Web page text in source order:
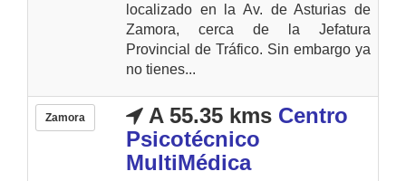
localizado en la Av. de Asturias de
Zamora, cerca de la Jefatura
Provincial de Tráfico. Sin embargo ya
no tienes...
Zamora A 55.35 kms Centro
Psicotécnico
MultiMédica